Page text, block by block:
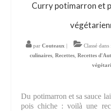
Curry potimarron et
par Couteaux Classé dans :
culinaires Recettes Recettes
Du potimarron et sa sauce
pois chiche : voilà une